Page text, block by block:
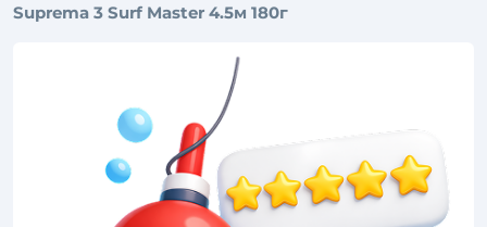
Suprema 3 Surf Master 4.5м 180г